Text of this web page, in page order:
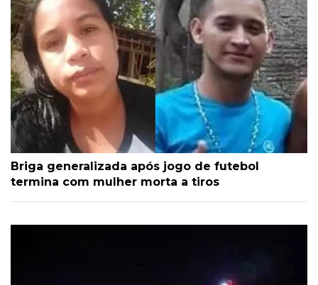
Briga generalizada após jogo de futebol
termina com mulher morta a tiros